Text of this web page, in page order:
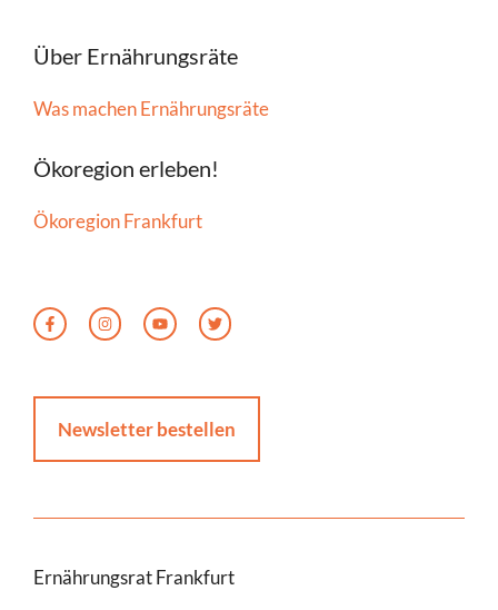
Über Ernährungsräte
Was machen Ernährungsräte
Ökoregion erleben!
Ökoregion Frankfurt
Newsletter bestellen
Ernährungsrat Frankfurt